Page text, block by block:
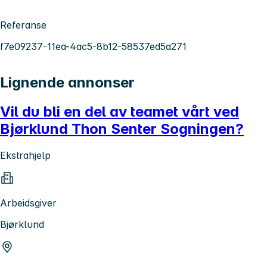
Referanse
f7e09237-11ea-4ac5-8b12-58537ed5a271
Lignende annonser
Vil du bli en del av teamet vårt ved
Bjørklund Thon Senter Sogningen?
Ekstrahjelp
Arbeidsgiver
Bjørklund